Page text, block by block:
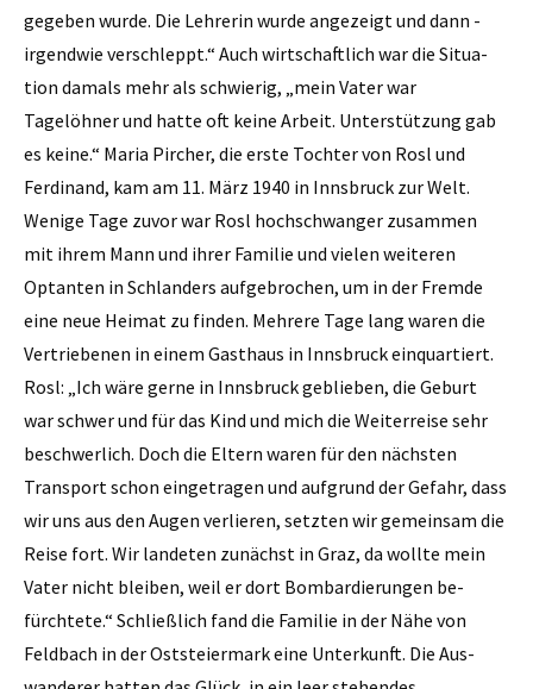
gegeben wurde. Die Lehrerin wurde angezeigt und dann ­
irgendwie verschleppt.“ Auch wirtschaftlich war die Situa­
tion damals mehr als schwierig, „mein Vater war
Tagelöhner und hatte oft keine Arbeit. Unter­stützung gab
es keine.“ Maria Pircher, die erste Tochter von Rosl und
Ferdinand, kam am 11. März 1940 in ­Innsbruck zur Welt.
Wenige Tage zuvor war Rosl hochschwanger zusammen
mit ­ihrem Mann und ihrer Familie und vielen ­weiteren
Optanten in ­Schlanders aufgebrochen, um in der Fremde
eine neue ­Heimat zu finden. Mehrere Tage lang waren die
Vertriebenen in einem Gasthaus in Innsbruck einquartiert.
Rosl: „Ich wäre gerne in ­Innsbruck geblieben, die Geburt
war schwer und für das Kind und mich die Weiterreise sehr
beschwerlich. Doch die Eltern waren für den nächsten
Transport schon eingetragen und aufgrund der Gefahr, dass
wir uns aus den Augen ver­lieren, setzten wir gemeinsam die
Reise fort. Wir landeten zunächst in Graz, da wollte mein
Vater nicht bleiben, weil er dort Bombardierungen be­
fürchtete.“ Schließlich fand die Familie in der Nähe von
Feldbach­ in der Oststeiermark eine Unterkunft. Die Aus­